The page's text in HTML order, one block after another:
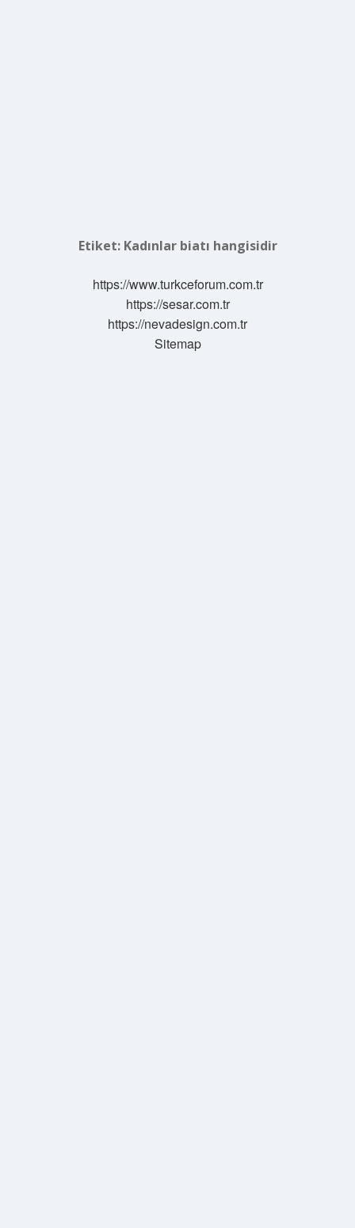
Etiket: Kadınlar biatı hangisidir
https://www.turkceforum.com.tr
https://sesar.com.tr
https://nevadesign.com.tr
Sitemap